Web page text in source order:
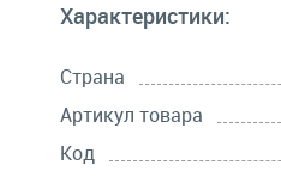
Характеристики:
Страна
Артикул товара
Код